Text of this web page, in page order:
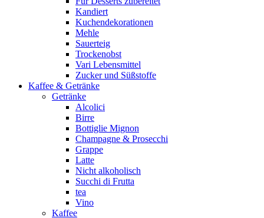
Kandiert
Kuchendekorationen
Mehle
Sauerteig
Trockenobst
Vari Lebensmittel
Zucker und Süßstoffe
Kaffee & Getränke
Getränke
Alcolici
Birre
Bottiglie Mignon
Champagne & Prosecchi
Grappe
Latte
Nicht alkoholisch
Succhi di Frutta
tea
Vino
Kaffee